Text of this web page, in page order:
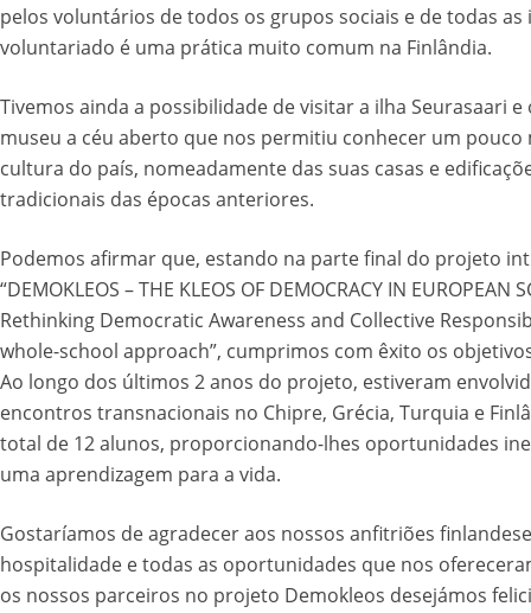
pelos voluntários de todos os grupos sociais e de todas as
voluntariado é uma prática muito comum na Finlândia.
Tivemos ainda a possibilidade de visitar a ilha Seurasaari e
museu a céu aberto que nos permitiu conhecer um pouco
cultura do país, nomeadamente das suas casas e
tradicionais das épocas anteriores.
Podemos afirmar que, estando na parte final do projeto
“DEMOKLEOS – THE KLEOS OF DEMOCRACY IN EUROPEAN
Rethinking Democratic Awareness and Collective
whole-school approach”, cumprimos com êxito os
Ao longo dos últimos 2 anos do projeto, estiveram
encontros transnacionais no Chipre, Grécia, Turquia e
total de 12 alunos, proporcionando-lhes oportunidades
uma aprendizagem para a vida.
Gostaríamos de agradecer aos nossos anfitriões
hospitalidade e todas as oportunidades que nos
os nossos parceiros no projeto Demokleos desejámos